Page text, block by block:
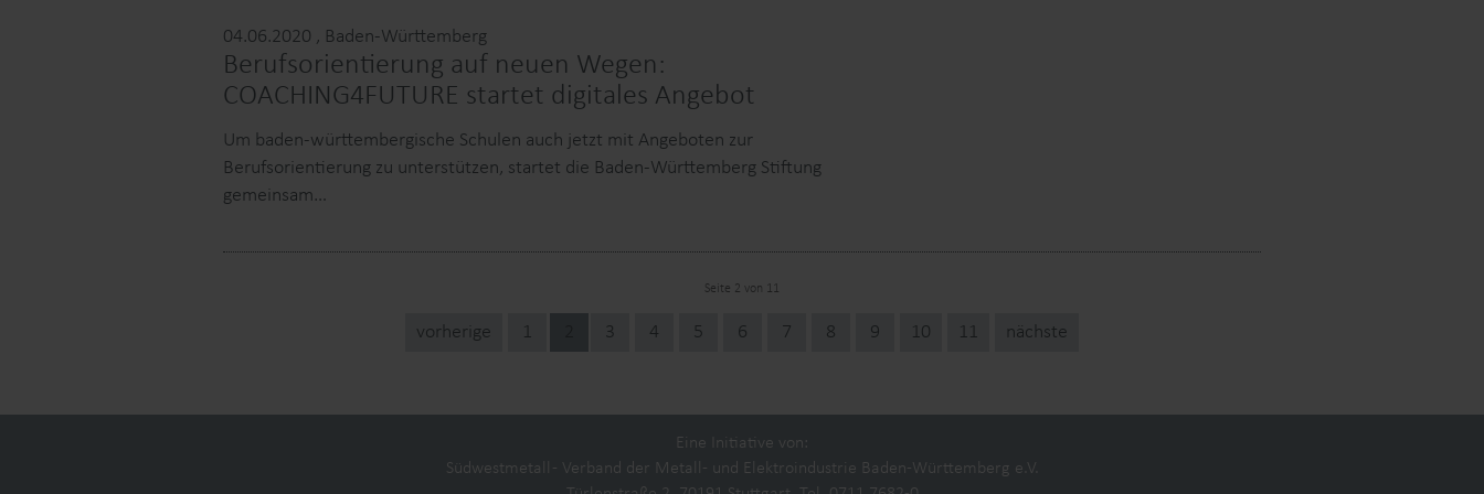
04.06.2020 , Baden-Württemberg
Berufsorientierung auf neuen Wegen:
COACHING4FUTURE startet digitales Angebot
Um baden-württembergische Schulen auch jetzt mit Angeboten zur
Berufsorientierung zu unterstützen, startet die Baden-Württemberg Stiftung
gemeinsam…
Seite 2 von 11
vorherige 1 3 4 5 6 7 8 9 10 11 nächste
Eine Initiative von:
Südwestmetall - Verband der Metall- und Elektroindustrie Baden-Württemberg e.V.